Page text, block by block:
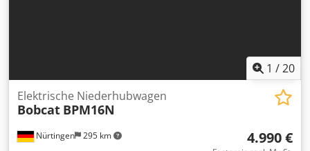
1 /20
Nürtingen 295 km
Elektrische Niederhubwagen
Bobcat BPM16N
4.990 €